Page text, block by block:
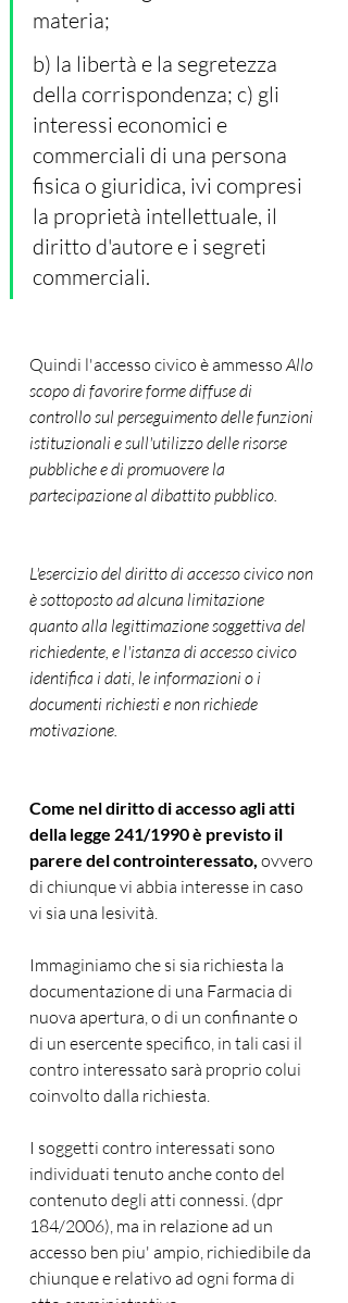
materia;
b) la libertà e la segretezza
della corrispondenza; c) gli
interessi economici e
commerciali di una persona
fisica o giuridica, ivi compresi
la proprietà intellettuale, il
diritto d'autore e i segreti
commerciali.
Quindi l'accesso civico è ammesso Allo
scopo di favorire forme diffuse di
controllo sul perseguimento delle funzioni
istituzionali e sull'utilizzo delle risorse
pubbliche e di promuovere la
partecipazione al dibattito pubblico.
L'esercizio del diritto di accesso civico non
è sottoposto ad alcuna limitazione
quanto alla legittimazione soggettiva del
richiedente, e l'istanza di accesso civico
identifica i dati, le informazioni o i
documenti richiesti e non richiede
motivazione.
Come nel diritto di accesso agli atti
della legge 241/1990 è previsto il
parere del controinteressato, ovvero
di chiunque vi abbia interesse in caso
vi sia una lesività.
Immaginiamo che si sia richiesta la
documentazione di una Farmacia di
nuova apertura, o di un confinante o
di un esercente specifico, in tali casi il
contro interessato sarà proprio colui
coinvolto dalla richiesta.
I soggetti contro interessati sono
individuati tenuto anche conto del
contenuto degli atti connessi. (dpr
184/2006), ma in relazione ad un
accesso ben piu' ampio, richiedibile da
chiunque e relativo ad ogni forma di